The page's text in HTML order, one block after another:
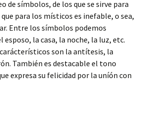
de símbolos, de los que se sirve para
para los místicos es inefable, o sea,
Entre los símbolos podemos
esposo, la casa, la noche, la luz, etc.
son la antítesis, la
También es destacable el tono
expresa su felicidad por la uníón con